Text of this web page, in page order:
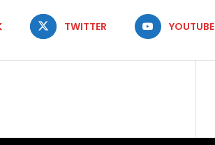
TWITTER YOUTUBE